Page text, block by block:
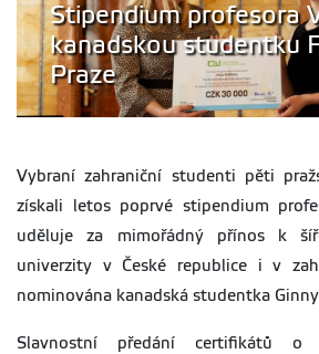
Stipendium profesora
kanadskou studentku
Praze
Vybraní zahraniční studenti pěti
získali letos poprvé stipendium
uděluje za mimořádný přínos k
univerzity v České republice i v
nominována kanadská studentka
Slavnostní předání certifikátů o